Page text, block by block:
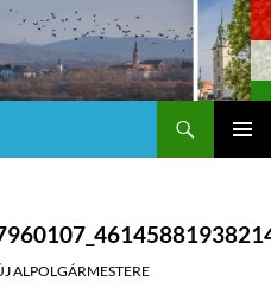
ALPOLGÁRMESTERE